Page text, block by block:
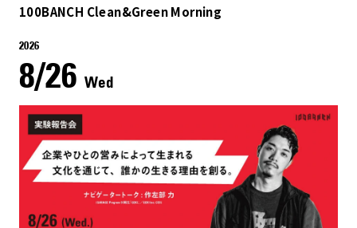
100BANCH Clean&Green Morning
2026
8/26 Wed